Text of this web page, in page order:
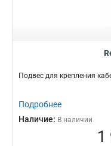
Подвес для крепления
Подробнее
Наличие: В наличии
1